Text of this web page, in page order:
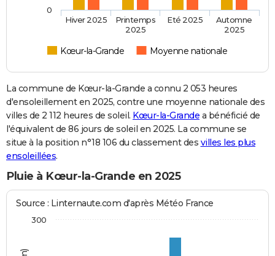
Kœur-la-Grande Moyenne nationale
Hiver 2025
Printemps
2025
Eté 2025
Automne
2025
0
La commune de Kœur-la-Grande a connu 2 053 heures
d'ensoleillement en 2025, contre une moyenne nationale des
villes de 2 112 heures de soleil. Kœur-la-Grande a bénéficié de
l'équivalent de 86 jours de soleil en 2025. La commune se
situe à la position n°18 106 du classement des villes les plus
ensoleillées.
Pluie à Kœur-la-Grande en 2025
Source : Linternaute.com d'après Météo France
300